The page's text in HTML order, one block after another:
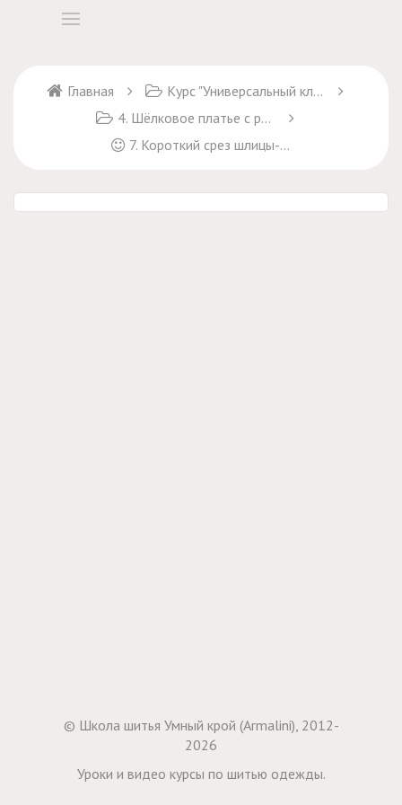
Главная
Курс "Универсальный ключ к пошиву платьев"
4. Шёлковое платье с рукавами
7. Короткий срез шлицы-складки
© Школа шитья Умный крой (Armalini), 2012-
2026
Уроки и видео курсы по шитью одежды.